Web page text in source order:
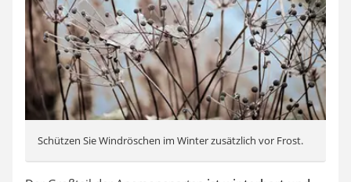
Schützen Sie Windröschen im Winter zusätzlich vor Frost.